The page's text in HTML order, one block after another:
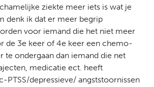
ziekte meer iets is wat je
denk ik dat er meer begrip
voor iemand die het niet meer
de 3e keer of 4e keer een chemo-
te ondergaan dan iemand die net
medicatie ect. heeft
PTSS/depressieve/ angststoornissen